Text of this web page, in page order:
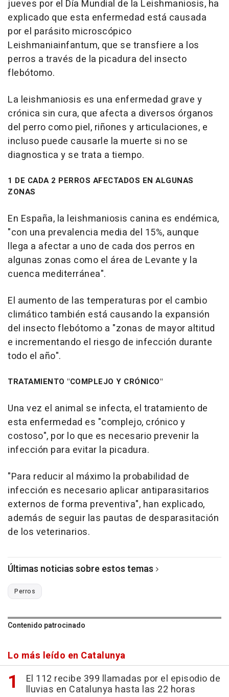
jueves por el Día Mundial de la Leishmaniosis, ha
explicado que esta enfermedad está causada
por el parásito microscópico
Leishmaniainfantum, que se transfiere a los
perros a través de la picadura del insecto
flebótomo.
La leishmaniosis es una enfermedad grave y
crónica sin cura, que afecta a diversos órganos
del perro como piel, riñones y articulaciones, e
incluso puede causarle la muerte si no se
diagnostica y se trata a tiempo.
1 DE CADA 2 PERROS AFECTADOS EN ALGUNAS
ZONAS
En España, la leishmaniosis canina es endémica,
"con una prevalencia media del 15%, aunque
llega a afectar a uno de cada dos perros en
algunas zonas como el área de Levante y la
cuenca mediterránea".
El aumento de las temperaturas por el cambio
climático también está causando la expansión
del insecto flebótomo a "zonas de mayor altitud
e incrementando el riesgo de infección durante
todo el año".
TRATAMIENTO "COMPLEJO Y CRÓNICO"
Una vez el animal se infecta, el tratamiento de
esta enfermedad es "complejo, crónico y
costoso", por lo que es necesario prevenir la
infección para evitar la picadura.
"Para reducir al máximo la probabilidad de
infección es necesario aplicar antiparasitarios
externos de forma preventiva", han explicado,
además de seguir las pautas de desparasitación
de los veterinarios.
Últimas noticias sobre estos temas
Perros
Contenido patrocinado
Lo más leído en Catalunya
El 112 recibe 399 llamadas por el episodio de
lluvias en Catalunya hasta las 22 horas